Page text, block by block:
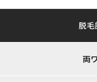
脱毛
両